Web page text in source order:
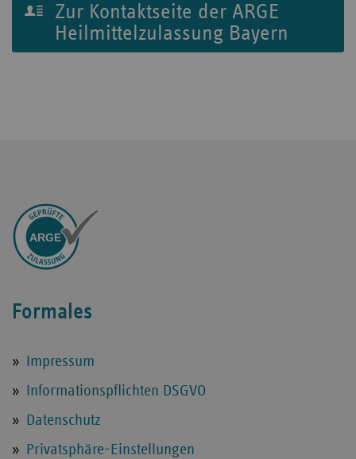
Zur Kontaktseite der ARGE
Heilmittelzulassung Bayern
ARGEn
Formales
Impressum
Informationspflichten DSGVO
Datenschutz
Privatsphäre-Einstellungen